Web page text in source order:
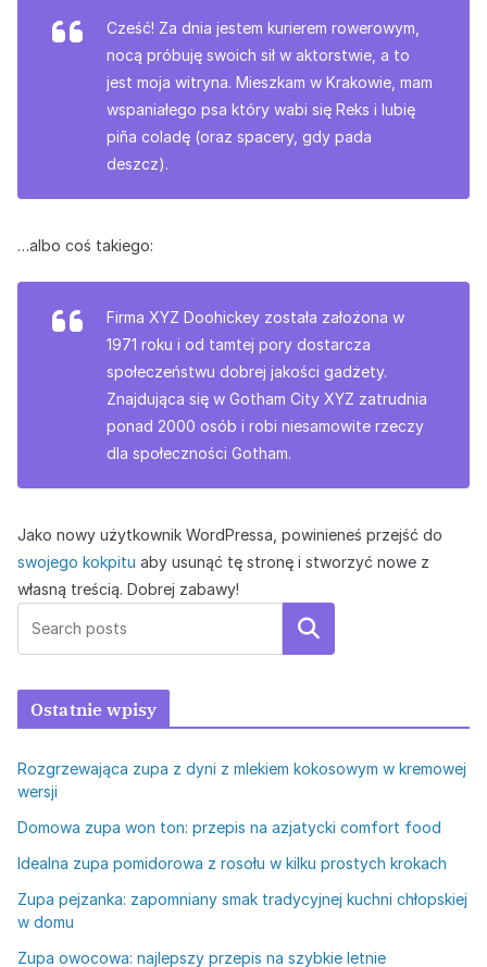
Cześć! Za dnia jestem kurierem rowerowym,
nocą próbuję swoich sił w aktorstwie, a to
jest moja witryna. Mieszkam w Krakowie, mam
wspaniałego psa który wabi się Reks i lubię
piña coladę (oraz spacery, gdy pada
deszcz).
…albo coś takiego:
Firma XYZ Doohickey została założona w
1971 roku i od tamtej pory dostarcza
społeczeństwu dobrej jakości gadżety.
Znajdująca się w Gotham City XYZ zatrudnia
ponad 2000 osób i robi niesamowite rzeczy
dla społeczności Gotham.
Jako nowy użytkownik WordPressa, powinieneś przejść do
swojego kokpitu aby usunąć tę stronę i stworzyć nowe z
własną treścią. Dobrej zabawy!
Szukaj
Ostatnie wpisy
Rozgrzewająca zupa z dyni z mlekiem kokosowym w kremowej
wersji
Domowa zupa won ton: przepis na azjatycki comfort food
Idealna zupa pomidorowa z rosołu w kilku prostych krokach
Zupa pejzanka: zapomniany smak tradycyjnej kuchni chłopskiej
w domu
Zupa owocowa: najlepszy przepis na szybkie letnie